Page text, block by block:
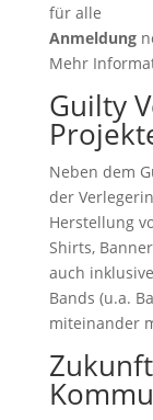
für alle
Anmeldung
Mehr
Guilty
Neben dem
der
Herstellung
Shirts,
auch
Bands (u.a.
miteinander